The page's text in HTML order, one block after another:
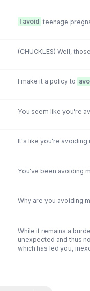
I avoid teenage
(CHUCKLES) Well,
I make it a policy to
You seem like you're
It's like you're avoiding
You've been avoiding
Why are you avoiding
While it remains a
unexpected and thus
which has led you,